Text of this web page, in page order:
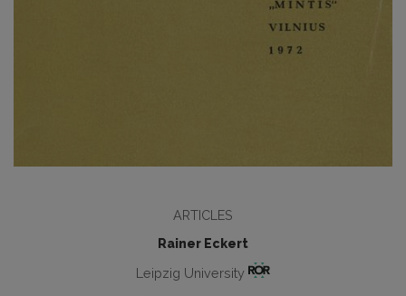
ARTICLES
Rainer Eckert
Leipzig University